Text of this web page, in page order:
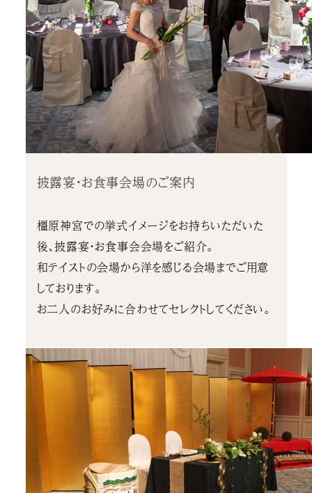
披露宴・お食事会場のご案内
橿原神宮での挙式イメージをお持ちいただいた
後、披露宴・お食事会会場をご紹介。
和テイストの会場から洋を感じる会場までご用意
しております。
お二人のお好みに合わせてセレクトしてください。